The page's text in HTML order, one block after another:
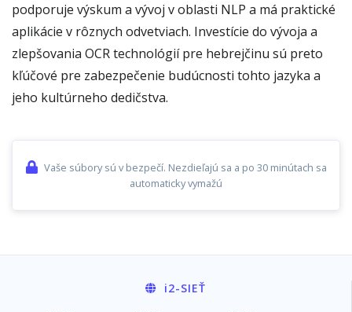
podporuje výskum a vývoj v oblasti NLP a má praktické
aplikácie v rôznych odvetviach. Investície do vývoja a
zlepšovania OCR technológií pre hebrejčinu sú preto
kľúčové pre zabezpečenie budúcnosti tohto jazyka a
jeho kultúrneho dedičstva.
Vaše súbory sú v bezpečí. Nezdieľajú sa a po 30 minútach sa
automaticky vymažú
i2-SIEŤ